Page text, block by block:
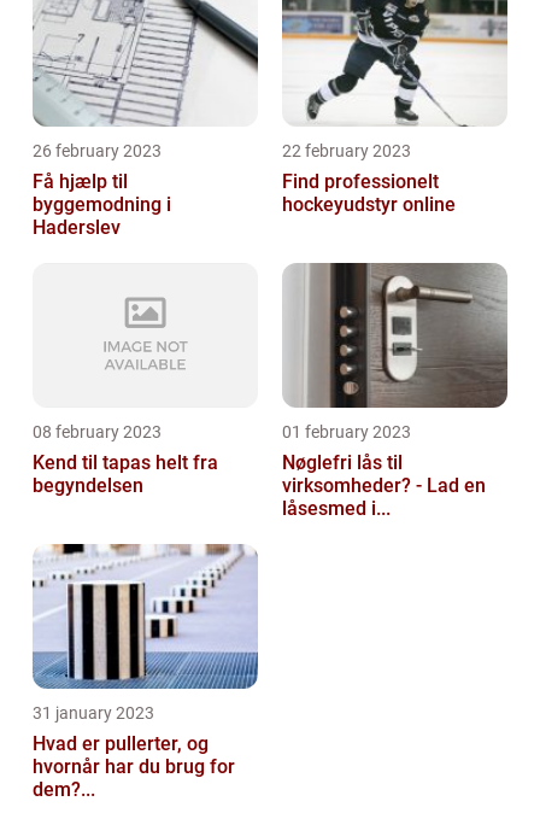
26 february 2023
Få hjælp til
byggemodning i
Haderslev
22 february 2023
Find professionelt
hockeyudstyr online
08 february 2023
Kend til tapas helt fra
begyndelsen
01 february 2023
Nøglefri lås til
virksomheder? - Lad en
låsesmed i...
31 january 2023
Hvad er pullerter, og
hvornår har du brug for
dem?...